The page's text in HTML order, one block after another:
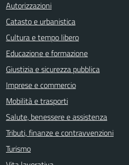
Autorizzazioni
Catasto e urbanistica
Cultura e tempo libero
Educazione e formazione
Giustizia e sicurezza pubblica
Imprese e commercio
Mobilità e trasporti
Salute, benessere e assistenza
Tributi, finanze e contravvenzioni
Turismo